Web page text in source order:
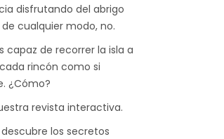
disfrutando del abrigo
cualquier modo, no.
capaz de recorrer la isla a
rincón como si
¿Cómo?
revista interactiva.
los secretos